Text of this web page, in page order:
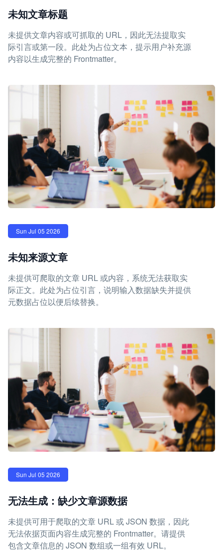
未知文章标题
未提供文章内容或可抓取的 URL，因此无法提取实
际引言或第一段。此处为占位文本，提示用户补充源
内容以生成完整的 Frontmatter。
Sun Jul 05 2026
未知来源文章
未提供可爬取的文章 URL 或内容，系统无法获取实
际正文。此处为占位引言，说明输入数据缺失并提供
元数据占位以便后续替换。
Sun Jul 05 2026
无法生成：缺少文章源数据
未提供可用于爬取的文章 URL 或 JSON 数据，因此
无法依据页面内容生成完整的 Frontmatter。请提供
包含文章信息的 JSON 数组或一组有效 URL。